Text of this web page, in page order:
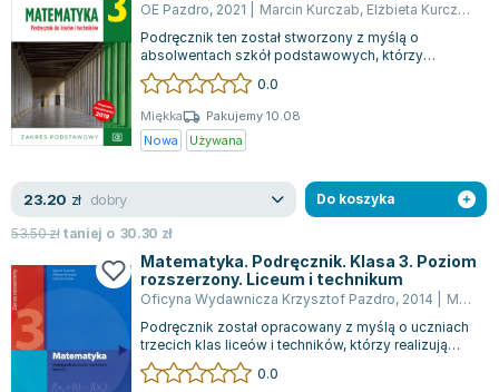
OE Pazdro, 2021 Marcin Kurczab, Elżbieta Kurczab
Podręcznik ten został stworzony z myślą o
absolwentach szkół podstawowych, którzy
kontynuują naukę w nowych, czteroletnich liceach...
0.0
Miękka
Pakujemy 10.08
Nowa
Używana
23.20 zł dobry
53.50złtaniej o 30.30 zł
Do koszyka
Matematyka. Podręcznik. Klasa 3. Poziom
rozszerzony. Liceum i technikum
Oficyna Wydawnicza Krzysztof Pazdro, 2014
Marcin Kurczab
Podręcznik został opracowany z myślą o uczniach
trzecich klas liceów i techników, którzy realizują
rozszerzony program nauki matem...
0.0